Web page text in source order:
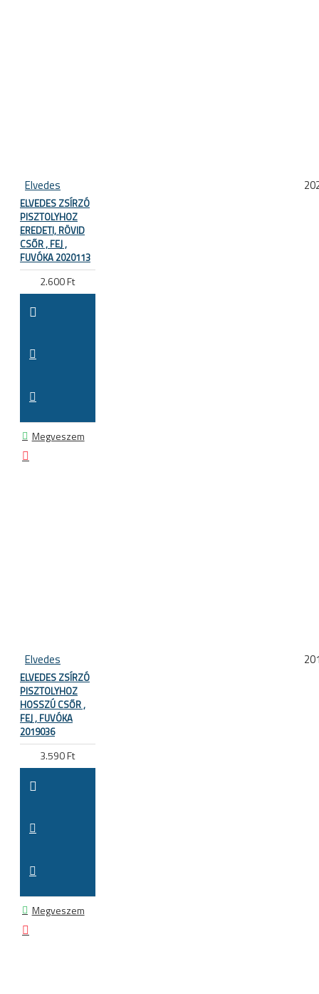
Elvedes
ELVEDES ZSÍRZÓ
PISZTOLYHOZ
EREDETI, RÖVID
CSŐR , FEJ ,
FUVÓKA 2020113
2.600 Ft
Megveszem
Elvedes
ELVEDES ZSÍRZÓ
PISZTOLYHOZ
HOSSZÚ CSŐR ,
FEJ , FUVÓKA
2019036
3.590 Ft
Megveszem